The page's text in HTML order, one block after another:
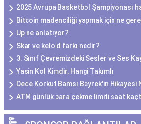
2025 Avrupa Basketbol Şampiyonası
Bitcoin madenciliği yapmak için ne
Up ne anlatıyor?
Skar ve keloid farkı nedir?
3. Sınıf Çevremizdeki Sesler ve Ses
Yasin Kol Kimdir, Hangi Takımlı
Dede Korkut Bamsı Beyrek'in Hikayesi
ATM günlük para çekme limiti saat